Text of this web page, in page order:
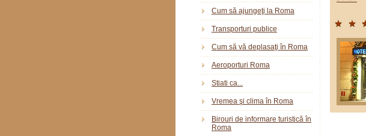
Cum să ajungeţi la Roma
Transporturi publice
Cum să vă deplasaţi în Roma
Aeroporturi Roma
Stiati ca...
Vremea şi clima în Roma
Birouri de informare turistică în
Roma